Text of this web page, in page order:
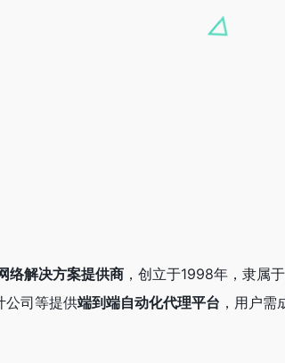
络解决方案提供商 ，创立于1998年，隶属
公司等提供端到端自动化代理平台 ，用户